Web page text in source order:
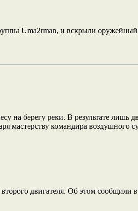
Uma2rman, и вскрыли
на берегу реки. В результате
мастерству командира воздушного
двигателя. Об этом сообщили